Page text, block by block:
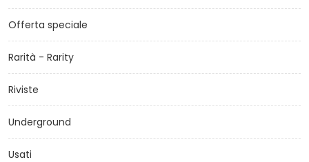
Offerta speciale
Rarità - Rarity
Riviste
Underground
Usati